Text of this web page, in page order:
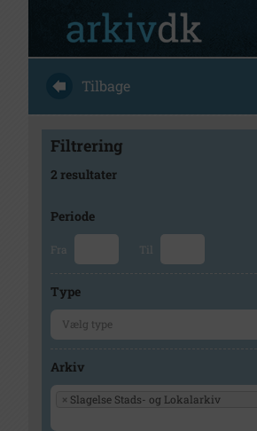
Tilbage
Filtrering
2 resultater
Periode
Fra Til
Type
Arkiv
× Slagelse Stads- og Lokalarkiv